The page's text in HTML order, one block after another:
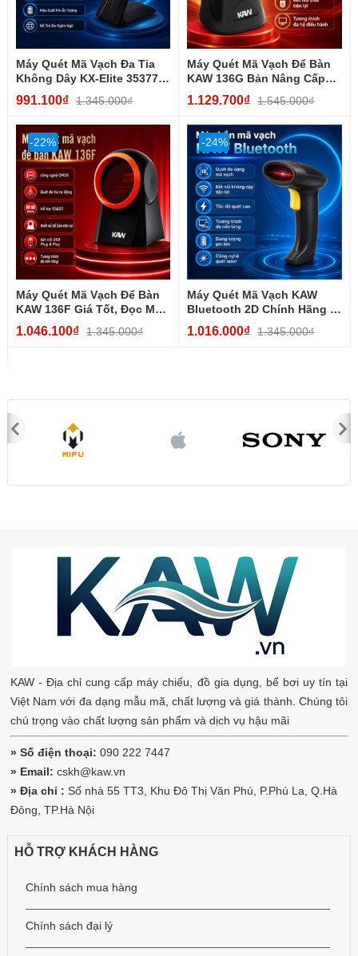
Máy Quét Mã Vạch Đa Tia
Không Dây KX-Elite 35377
Chĩnh Hãng, Công Nghệ
CMOS,...
991.100₫ 1.345.000₫
Máy Quét Mã Vạch Để Bàn
KAW 136G Bản Nâng Cấp
Quét 1D/2D Chính...
1.129.700₫ 1.545.000₫
Máy Quét Mã Vạch Để Bàn
KAW 136F Giá Tốt, Đọc Mã
QR 1D...
1.046.100₫ 1.345.000₫
-22%
Máy Quét Mã Vạch KAW
Bluetooth 2D Chính Hãng –
Pin Trâu, Giá Tốt, Quét...
1.016.000₫ 1.345.000₫
-24%
KAW - Địa chỉ cung cấp máy chiếu, đồ gia dụng, bể bơi uy tín tại
Việt Nam với đa dạng mẫu mã, chất lượng và giá thành. Chúng tôi
chú trọng vào chất lượng sản phẩm và dịch vụ hậu mãi
» Số điện thoại: 090 222 7447
» Email: cskh@kaw.vn
» Địa chỉ : Số nhà 55 TT3, Khu Đô Thị Văn Phú, P.Phú La, Q.Hà
Đông, TP.Hà Nội
HỖ TRỢ KHÁCH HÀNG
Chính sách mua hàng
Chính sách đại lý